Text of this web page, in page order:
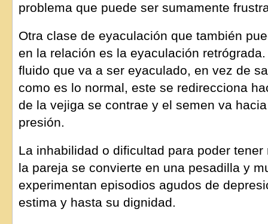
problema que puede ser sumamente
Otra clase de eyaculación que también
en la relación es la eyaculación
fluido que va a ser eyaculado, en vez de
como es lo normal, este se redirecciona
de la vejiga se contrae y el semen va
presión.
La inhabilidad o dificultad para poder
la pareja se convierte en una pesadilla y
experimentan episodios agudos de
estima y hasta su dignidad.